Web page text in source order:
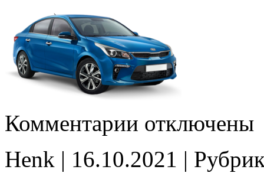
Комментарии записи
ECKT03HA
E2
отключены
Henk | 16.10.2021 |